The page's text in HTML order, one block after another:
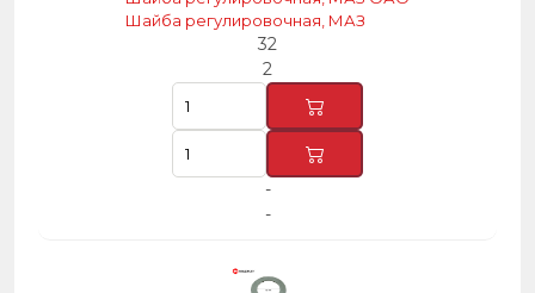
Шайба регулировочная, МАЗ
32
2
-
-